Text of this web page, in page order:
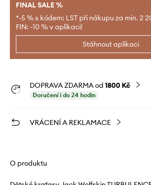
FINAL SALE %
*-5 % s kódem: LST při nákupu za min. 2
FIN: -10 % v aplikaci!
Stáhnout aplikaci
DOPRAVA ZDARMA od 1800 Kč
Doručení i do 24 hodin
VRÁCENÍ A REKLAMACE
O produktu